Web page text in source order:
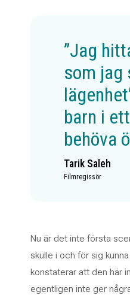
”Jag
som jag
barn i
behöva
Tarik Saleh
Filmregissör
Nu är det inte första
skulle i och för sig
konstaterar att den här
egentligen inte ger